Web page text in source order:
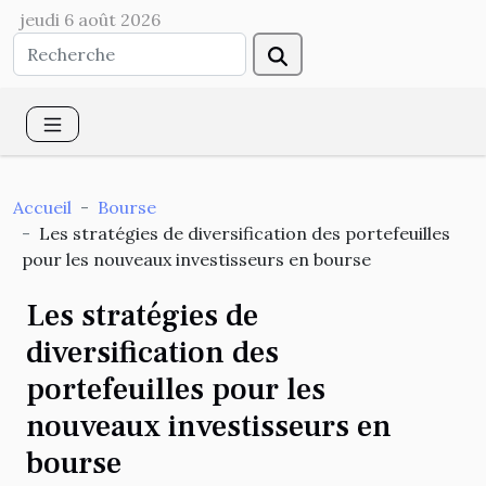
jeudi 6 août 2026
Accueil
Bourse
Les stratégies de diversification des portefeuilles
pour les nouveaux investisseurs en bourse
Les stratégies de
diversification des
portefeuilles pour les
nouveaux investisseurs en
bourse